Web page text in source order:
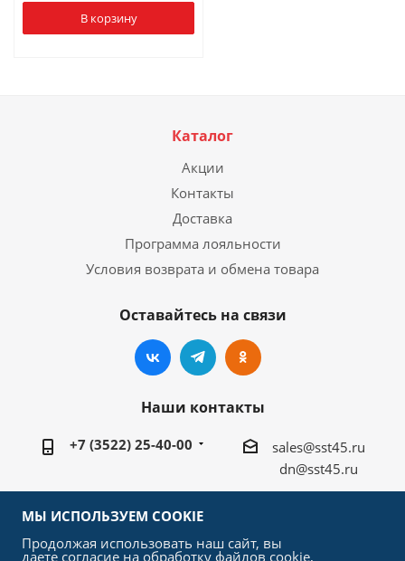
В корзину
Каталог
Акции
Контакты
Доставка
Программа лояльности
Условия возврата и обмена товара
Оставайтесь на связи
Наши контакты
+7 (3522) 25-40-00
sales@sst45.ru
dn@sst45.ru
640027, Россия, г.Курган, ул.Омская 76а
МЫ ИСПОЛЬЗУЕМ COOKIE
Продолжая использовать наш сайт, вы
даете согласие на обработку файлов cookie,